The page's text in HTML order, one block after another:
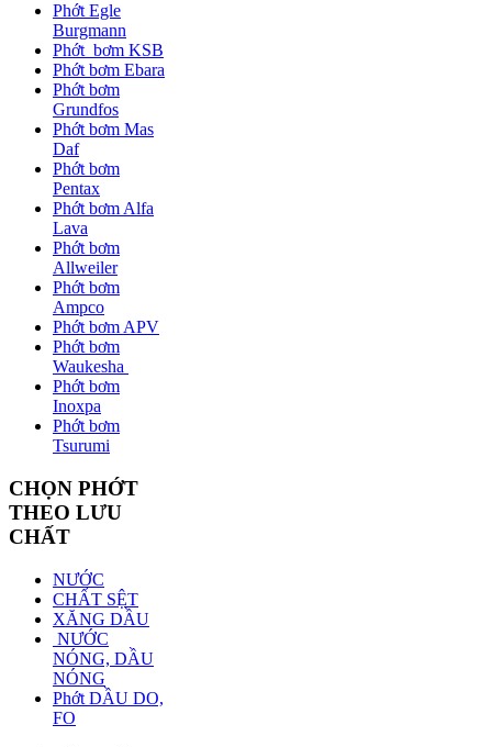
Phớt Egle
Burgmann
Phớt bơm KSB
Phớt bơm Ebara
Phớt bơm
Grundfos
Phớt bơm Mas
Daf
Phớt bơm
Pentax
Phớt bơm Alfa
Lava
Phớt bơm
Allweiler
Phớt bơm
Ampco
Phớt bơm APV
Phớt bơm
Waukesha
Phớt bơm
Inoxpa
Phớt bơm
Tsurumi
CHỌN PHỚT
THEO LƯU
CHẤT
NƯỚC
CHẤT SỆT
XĂNG DẦU
NƯỚC
NÓNG, DẦU
NÓNG
Phớt DẦU DO,
FO